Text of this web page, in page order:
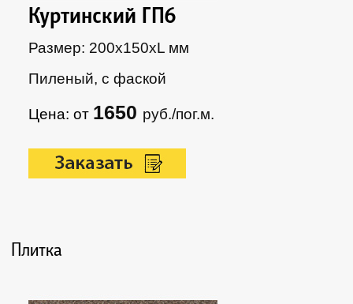
Куртинский ГП6
Размер: 200х150xL мм
Пиленый, с фаской
Цена: от 1650 руб./пог.м.
Плитка